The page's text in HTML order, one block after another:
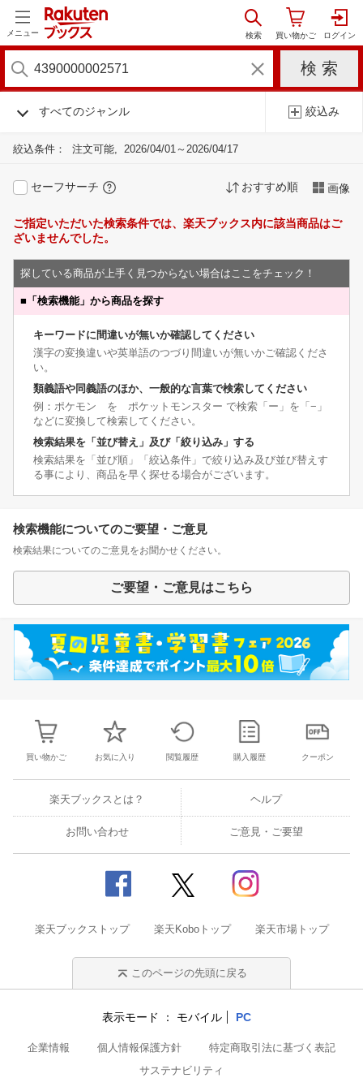
メニュー
すべてのジャンル 絞込み
絞込条件： 注文可能 2026/04/01～2026/04/17
セーフサーチ おすすめ順 画像
ご指定いただいた検索条件では、楽天ブックス内に該当商品はご
ざいませんでした。
探している商品が上手く見つからない場合はここをチェック！
■ 「検索機能」から商品を探す
キーワードに間違いが無いか確認してください
漢字の変換違いや英単語のつづり間違いが無いかご確認くださ
い。
類義語や同義語のほか、一般的な言葉で検索してください
例：ポケモン を ポケットモンスター で検索「ー」を「−」
などに変換して検索してください。
検索結果を「並び替え」及び「絞り込み」する
検索結果を「並び順」「絞込条件」で絞り込み及び並び替えす
る事により、商品を早く探せる場合がございます。
検索機能についてのご要望・ご意見
検索結果についてのご意見をお聞かせください。
ご要望・ご意見はこちら
買い物かご お気に入り 閲覧履歴 購入履歴 クーポン
楽天ブックスとは？ ヘルプ
お問い合わせ ご意見・ご要望
楽天ブックストップ 楽天Koboトップ 楽天市場トップ
このページの先頭に戻る
表示モード モバイル PC
企業情報 個人情報保護方針
特定商取引法に基づく表記
サステナビリティ